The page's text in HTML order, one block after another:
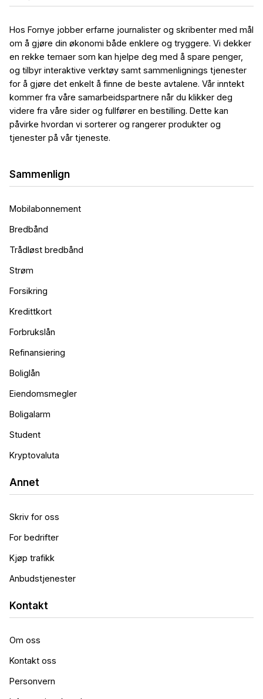
Hos Fornye jobber erfarne journalister og skribenter med mål
om å gjøre din økonomi både enklere og tryggere. Vi dekker
en rekke temaer som kan hjelpe deg med å spare penger,
og tilbyr interaktive verktøy samt sammenlignings tjenester
for å gjøre det enkelt å finne de beste avtalene. Vår inntekt
kommer fra våre samarbeidspartnere når du klikker deg
videre fra våre sider og fullfører en bestilling. Dette kan
påvirke hvordan vi sorterer og rangerer produkter og
tjenester på vår tjeneste.
Sammenlign
Mobilabonnement
Bredbånd
Trådløst bredbånd
Strøm
Forsikring
Kredittkort
Forbrukslån
Refinansiering
Boliglån
Eiendomsmegler
Boligalarm
Student
Kryptovaluta
Annet
Skriv for oss
For bedrifter
Kjøp trafikk
Anbudstjenester
Kontakt
Om oss
Kontakt oss
Personvern